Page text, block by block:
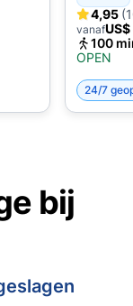
4,95
vanaf
100
OPEN
24/7
bij